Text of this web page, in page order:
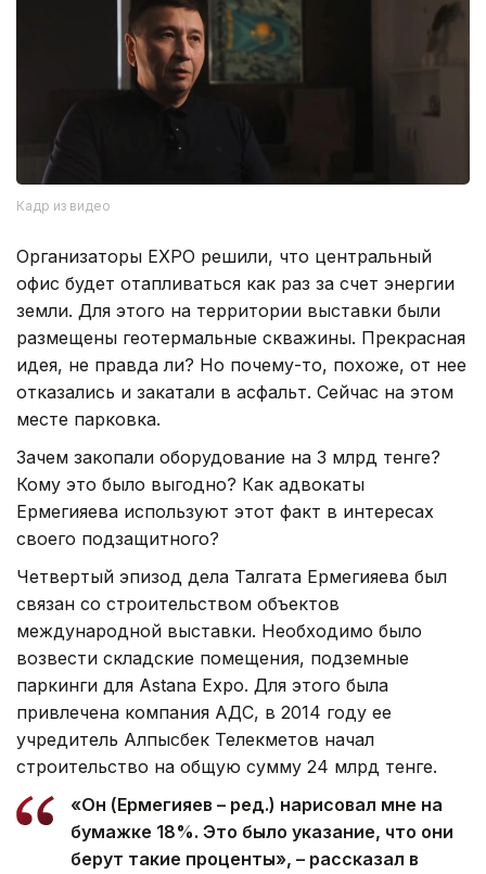
Кадр из видео
Организаторы EXPO решили, что центральный
офис будет отапливаться как раз за счет энергии
земли. Для этого на территории выставки были
размещены геотермальные скважины. Прекрасная
идея, не правда ли? Но почему-то, похоже, от нее
отказались и закатали в асфальт. Сейчас на этом
месте парковка.
Зачем закопали оборудование на 3 млрд тенге?
Кому это было выгодно? Как адвокаты
Ермегияева используют этот факт в интересах
своего подзащитного?
Четвертый эпизод дела Талгата Ермегияева был
связан со строительством объектов
международной выставки. Необходимо было
возвести складские помещения, подземные
паркинги для Аstana Expo. Для этого была
привлечена компания АДС, в 2014 году ее
учредитель Алпысбек Телекметов начал
строительство на общую сумму 24 млрд тенге.
«Он (Ермегияев – ред.) нарисовал мне на
бумажке 18%. Это было указание, что они
берут такие проценты», – рассказал в